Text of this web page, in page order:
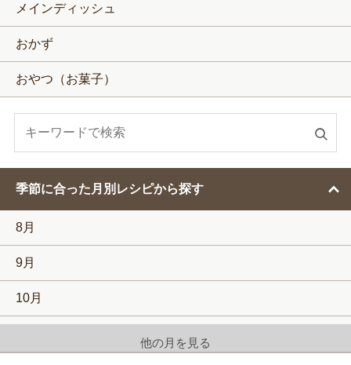
メインディッシュ
おかず
おやつ（お菓子）
索
季節に合った月別レシピから探す
8月
9月
10月
他の月を見る